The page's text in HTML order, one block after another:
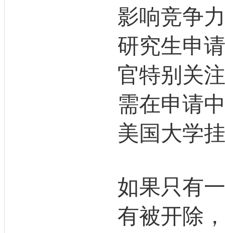
影响竞争
研究生申
官特别关
需在申请
美国大学
如果只有
有被开除